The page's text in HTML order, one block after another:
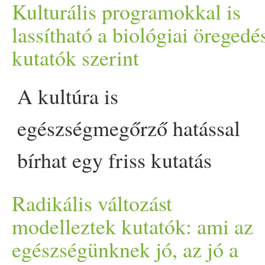
de még a demencia
hajtós munkanap után,
ellustálkodunk egy
az agyunknak is jót tenne
Kulturális programokkal is
lassítható a biológiai
kutatók szerint
A kultúra is
egészségmegőrző hatással
bírhat egy friss kutatás
szerint. A színházi
múzeumlátogatások és
koncertélmények legalább
Radikális változást
modelleztek kutatók: ami az
egészségünknek jó, az jó a